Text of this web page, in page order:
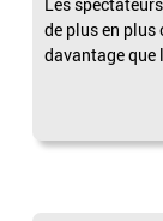
de plus en
davantage que